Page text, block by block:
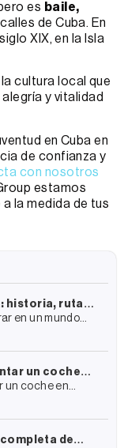
es baile,
de Cuba. En
XIX, en la Isla
cultura local que
y vitalidad
en Cuba en
de confianza y
con nosotros
estamos
la medida de tus
historia, rutas
en un mundo
un coche
un coche en
de seguro has
de